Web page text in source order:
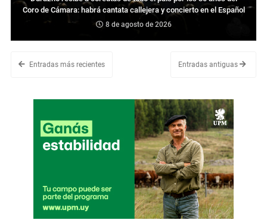
Coro de Cámara: habrá cantata callejera y concierto en el Español
8 de agosto de 2026
Entradas más recientes Entradas antiguas